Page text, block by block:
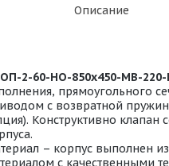
Описание
2-60-НО-850х450-МВ-220-
прямоугольного
с возвратной
Конструктивно
– корпус выполнен
с качественными